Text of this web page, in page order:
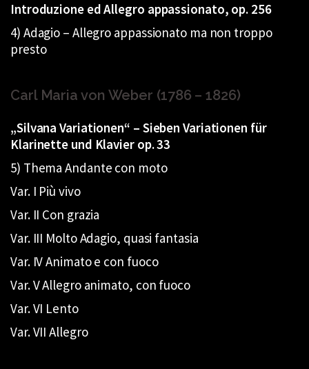
Introduzione ed Allegro appassionato, op. 256
4) Adagio – Allegro appassionato ma non troppo
presto
Carl Maria von Weber (1786 – 1826)
„Silvana Variationen“ – Sieben Variationen für
Klarinette und Klavier op. 33
5) Thema Andante con moto
Var. I Più vivo
Var. II Con grazia
Var. III Molto Adagio, quasi fantasia
Var. IV Animato e con fuoco
Var. V Allegro animato, con fuoco
Var. VI Lento
Var. VII Allegro